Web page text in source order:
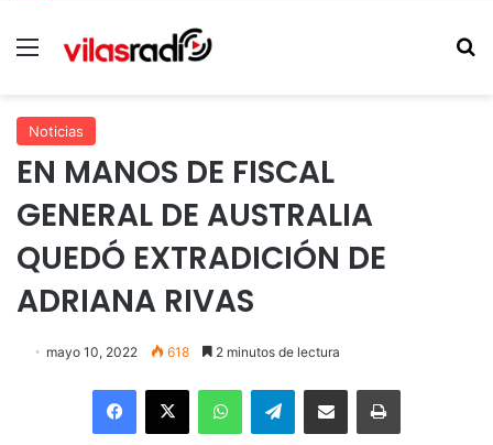
Menú
Noticias
EN MANOS DE FISCAL
GENERAL DE AUSTRALIA
QUEDÓ EXTRADICIÓN DE
ADRIANA RIVAS
mayo 10, 2022 618 2 minutos de lectura
Facebook
X WhatsAppTelegramEnviar vía email Imprimir